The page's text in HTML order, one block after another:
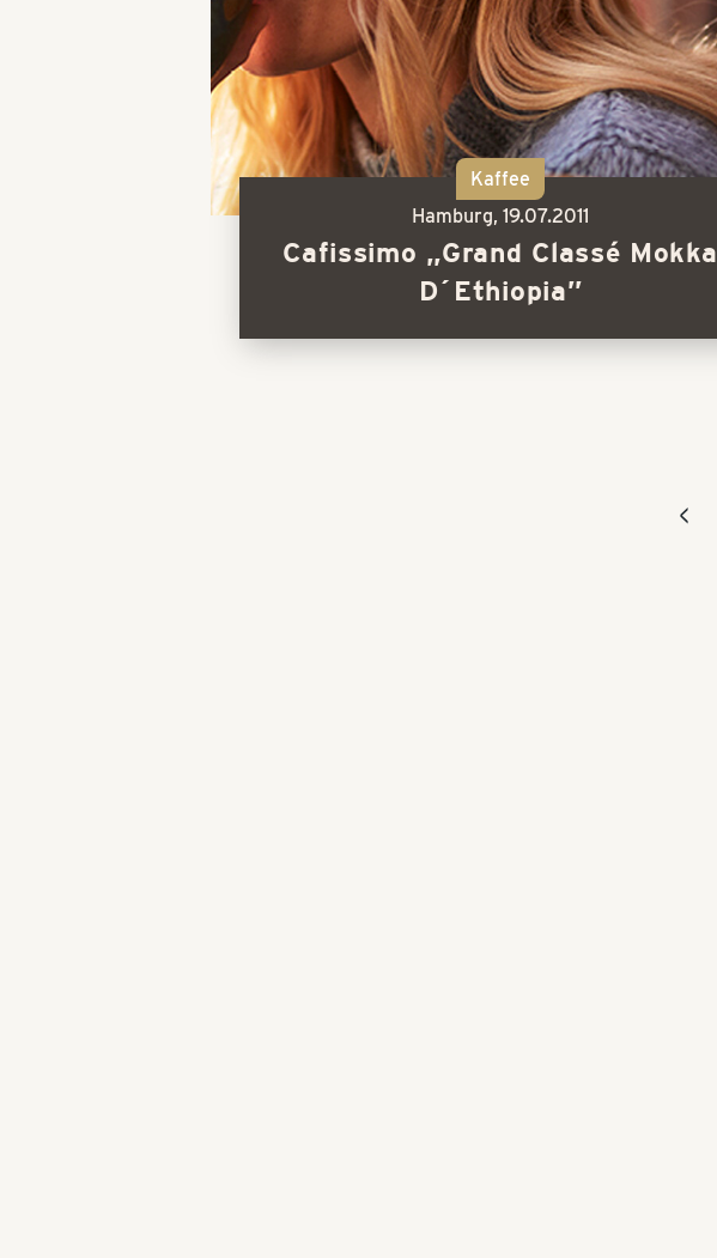
Kaffee
Hamburg, 19.07.2011
Cafissimo „Grand Classé Mokka
D´Ethiopia”
<